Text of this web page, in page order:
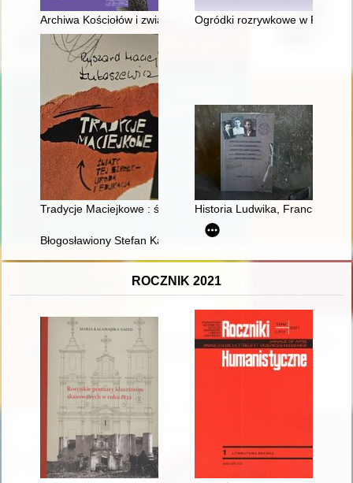
Archiwa Kościołów i związków wyznaniowych w Polsce :
Ogródki rozrywkowe w
Tradycje Maciejkowe : świat tej szkoły - uroda i edukacja
Historia Ludwika, Franciszka i
Błogosławiony Stefan Kardynał Wyszyński
ROCZNIK 2021